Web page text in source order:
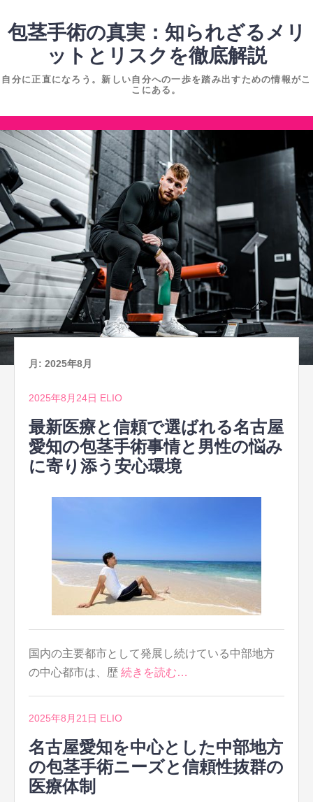
ン
ツ
キ
ッ
プ
包茎手術の真実：知られざるメリ
ットとリスクを徹底解説
自分に正直になろう。新しい自分への一歩を踏み出すための情報がこ
こにある。
コ
ン
テ
ン
ツ
へ
ス
キ
ッ
月: 2025年8月
2025年8月24日 ELIO
最新医療と信頼で選ばれる名古屋
愛知の包茎手術事情と男性の悩み
に寄り添う安心環境
国内の主要都市として発展し続けている中部地方
の中心都市は、歴 続きを読む…
2025年8月21日 ELIO
名古屋愛知を中心とした中部地方
の包茎手術ニーズと信頼性抜群の
医療体制